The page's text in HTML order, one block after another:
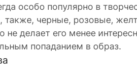
особо популярно в
также, черные, розовые,
не делает его менее
попаданием в образ.